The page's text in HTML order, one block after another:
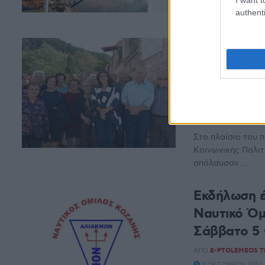
θρύλους που ...
(Λάρισα)
(Φώτο)
Στο πλαίσιο του
Κοινωνικής
απόλαυσαν ...
Εκδήλωση
Ναυτικό
Σάββατο 5
ΑΠΌ E-PTOLEMEOS